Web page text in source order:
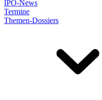
IPO-News
Termine
Themen-Dossiers